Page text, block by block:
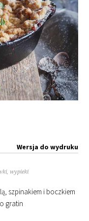
Wersja do wydruku
,wypieki
szpinakiem i boczkiem
gratin